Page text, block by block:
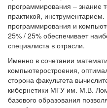
программирования – знание
практикой,
программирования и
25% / 25% обеспечивает
специалиста в отрасли.
Именно в сочетании
компьютеростроения,
сторона факультета
кибернетики МГУ им. М.В.
базового образования